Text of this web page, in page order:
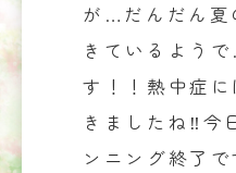
が…だんだん夏
きているよう
す！！熱中症
きましたね‼️今
ンニング終了で